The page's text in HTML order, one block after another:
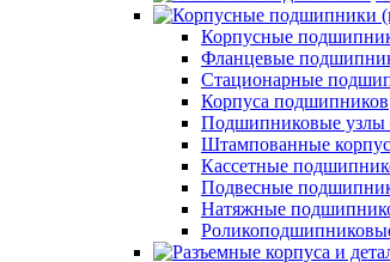
Корпусные
Фланцевые
Стационарные
Корпуса подшипников
Подшипниковые узлы
Штампованные
Кассетные
Подвесные
Натяжные